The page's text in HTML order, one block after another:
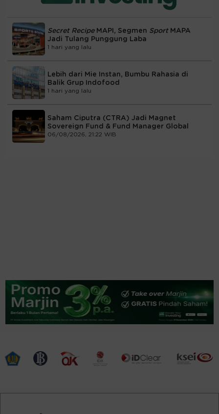
Secret RecipeMAPI, Segmen Sport MAPA
Jadi Tulang Punggung Laba
1 hari yang lalu
Lebih dari Mie Instan, Bumbu Rahasia di
Balik Grup Indofood
1 hari yang lalu
Saham Ciputra (CTRA) Jadi Magnet
Sovereign Fund & Fund Manager Global
06/08/2026, 21:22 WIB